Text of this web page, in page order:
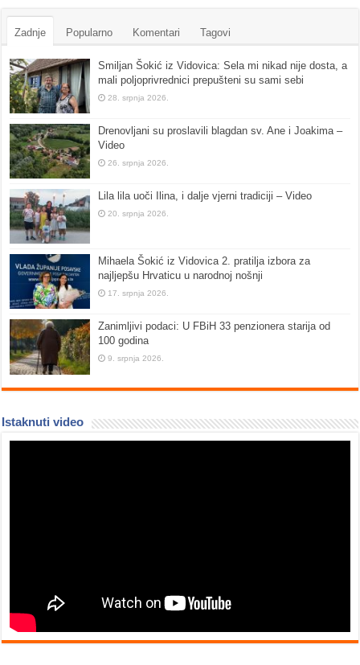
Zadnje Popularno Komentari Tagovi
Smiljan Šokić iz Vidovica: Sela mi nikad nije dosta, a
mali poljoprivrednici prepušteni su sami sebi
28. srpnja 2026.
Drenovljani su proslavili blagdan sv. Ane i Joakima –
Video
26. srpnja 2026.
Lila lila uoči Ilina, i dalje vjerni tradiciji – Video
20. srpnja 2026.
Mihaela Šokić iz Vidovica 2. pratilja izbora za
najljepšu Hrvaticu u narodnoj nošnji
17. srpnja 2026.
Zanimljivi podaci: U FBiH 33 penzionera starija od
100 godina
9. srpnja 2026.
Istaknuti video